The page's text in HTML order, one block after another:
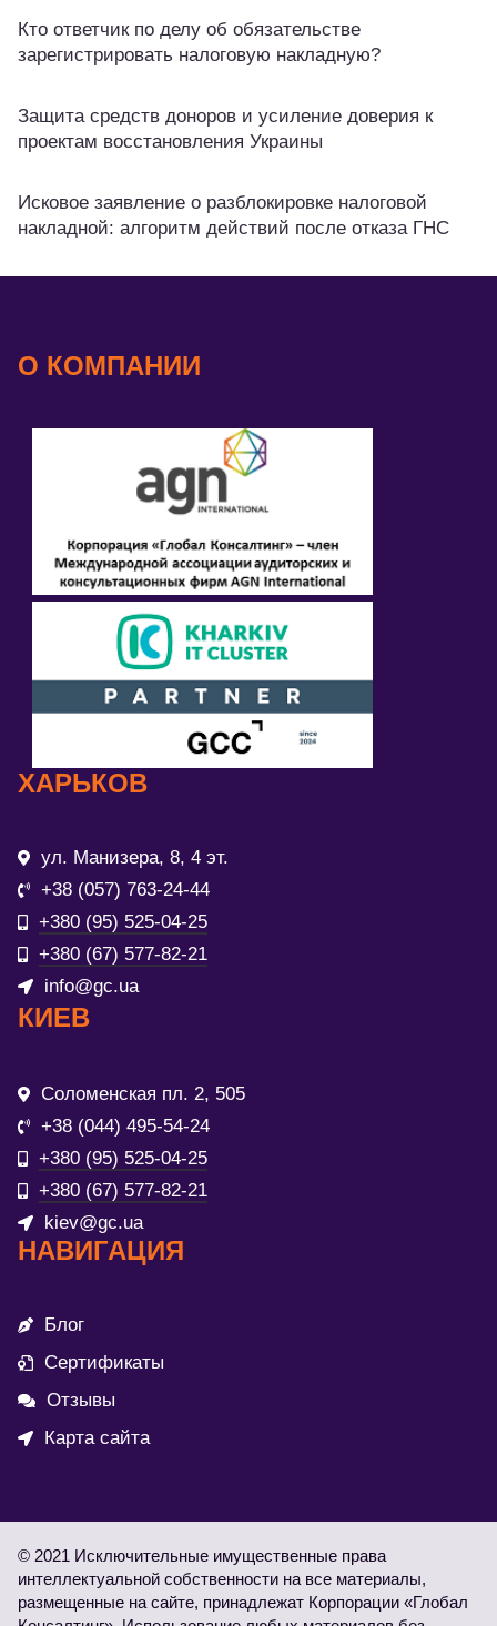
Кто ответчик по делу об обязательстве
зарегистрировать налоговую накладную?
Защита средств доноров и усиление доверия к
проектам восстановления Украины
Исковое заявление о разблокировке налоговой
накладной: алгоритм действий после отказа ГНС
О КОМПАНИИ
ХАРЬКОВ
ул. Манизера, 8, 4 эт.
+38 (057) 763-24-44
+380 (95) 525-04-25
+380 (67) 577-82-21
info@gc.ua
КИЕВ
Соломенская пл. 2, 505
+38 (044) 495-54-24
+380 (95) 525-04-25
+380 (67) 577-82-21
kiev@gc.ua
НАВИГАЦИЯ
Блог
Сертификаты
Отзывы
Карта сайта
© 2021 Исключительные имущественные права
интеллектуальной собственности на все материалы,
размещенные на сайте, принадлежат Корпорации «Глобал